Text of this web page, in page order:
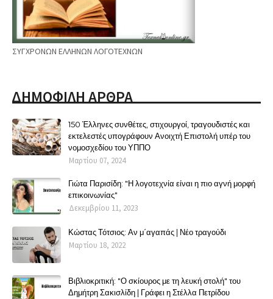
ΣΥΓΧΡΟΝΩΝ ΕΛΛΗΝΩΝ ΛΟΓΟΤΕΧΝΩΝ
ΔΗΜΟΦΙΛΗ ΑΡΘΡΑ
150 Έλληνες συνθέτες, στιχουργοί, τραγουδιστές και
εκτελεστές υπογράφουν Ανοιχτή Επιστολή υπέρ του
νομοσχεδίου του ΥΠΠΟ
Μαρτίου 07, 2024
Γιώτα Παρισίδη: "Η λογοτεχνία είναι η πιο αγνή μορφή
επικοινωνίας"
Δεκεμβρίου 11, 2023
Κώστας Τότσιος: Αν μ΄αγαπάς | Νέο τραγούδι
Μαρτίου 18, 2022
Βιβλιοκριτική: "Ο σκίουρος με τη λευκή στολή" του
Δημήτρη Σακισλίδη | Γράφει η Στέλλα Πετρίδου